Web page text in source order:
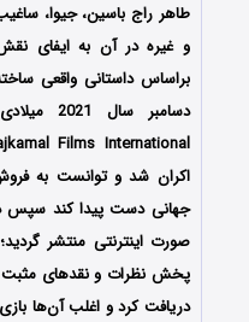
طاهر راج باسین، جیوا،
و غیره در آن به ایفای
جهانی دست پیدا کند سپس
صورت اینترنتی منتشر
پخش نظرات و نقدهای مثبت
دریافت کرد و اغلب آن‌ها